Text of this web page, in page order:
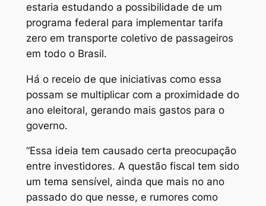
estaria estudando a possibilidade de um
programa federal para implementar tarifa
zero em transporte coletivo de passageiros
em todo o Brasil.
Há o receio de que iniciativas como essa
possam se multiplicar com a proximidade do
ano eleitoral, gerando mais gastos para o
governo.
“Essa ideia tem causado certa preocupação
entre investidores. A questão fiscal tem sido
um tema sensível, ainda que mais no ano
passado do que nesse, e rumores como